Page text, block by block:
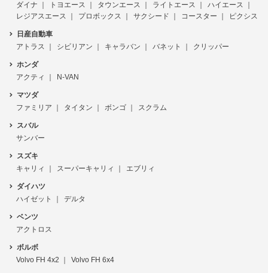
ダイナ
トヨエース タウンエース ライトエース
ハイエース
レジアスエース
プロボックス サクシード コースター ピクシス
日産自動車
アトラス
シビリアン キャラバン バネット クリッパー
ホンダ
アクティ
N-VAN
マツダ
ファミリア
タイタン ボンゴ スクラム
スバル
サンバー
スズキ
キャリィ
スーパーキャリィ エブリィ
ダイハツ
ハイゼット
デルタ
ベンツ
アクトロス
ボルボ
Volvo FH 4x2
Volvo FH 6x4